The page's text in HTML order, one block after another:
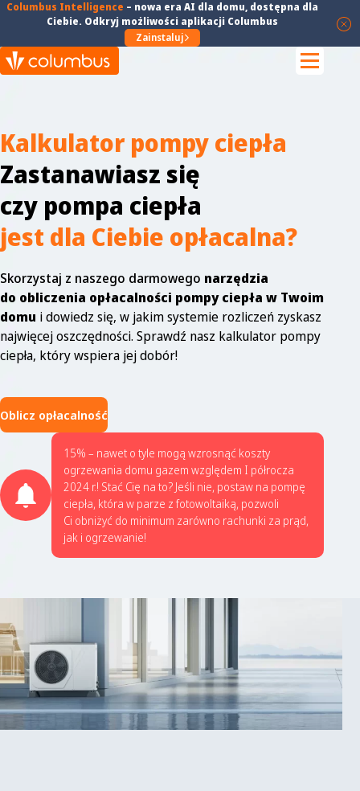
Columbus Intelligence – nowa era AI dla domu, dostępna dla
Ciebie. Odkryj możliwości aplikacji Columbus
Zainstaluj
Kalkulator pompy ciepła
Zastanawiasz się
czy pompa ciepła
jest dla Ciebie opłacalna?
Skorzystaj z naszego darmowego narzędzia
do obliczenia opłacalności pompy ciepła w Twoim
domu i dowiedz się, w jakim systemie rozliczeń zyskasz
najwięcej oszczędności. Sprawdź nasz kalkulator pompy
ciepła, który wspiera jej dobór!
Oblicz opłacalność
15% – nawet o tyle mogą wzrosnąć koszty
ogrzewania domu gazem względem I półrocza
2024 r.! Stać Cię na to? Jeśli nie, postaw na pompę
ciepła, która w parze z fotowoltaiką, pozwoli
Ci obniżyć do minimum zarówno rachunki za prąd,
jak i ogrzewanie!